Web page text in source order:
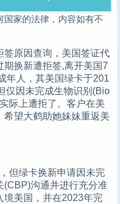
家的法律，内容如有不
签原因查询，美国签证代
换新遭拒签,离开美国7
年人，其美国绿卡于201
仅因未完成生物识别(Bio
际上遭拒了。客户在美
希望大鹤助她妹妹重返美
但绿卡换新申请因未完
(CBP)沟通并进行充分准
境美国，并在2023年完